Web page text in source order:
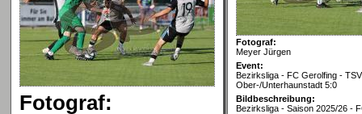
Fotograf:
Fotograf:
Meyer Jürgen
Event:
Bezirksliga - FC Gerolfing - TSV
Ober-/Unterhaunstadt 5:0
Bildbeschreibung:
Bezirksliga - Saison 2025/26 -